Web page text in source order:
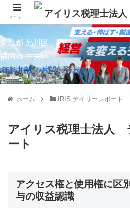
東京都 品川区
福岡市 中央区
無料相談・お問い合わせ
ホーム IRIS デイリーレポート
アイリス税理士法人
ート
アクセス権と使用権に区
与の収益認識
メニュー